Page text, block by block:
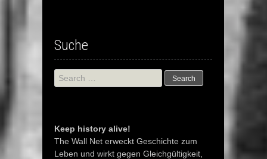
Suche
Search
for:
Keep history alive!
The Wall Net erweckt Geschichte zum
Leben und wirkt gegen Gleichgültigkeit,